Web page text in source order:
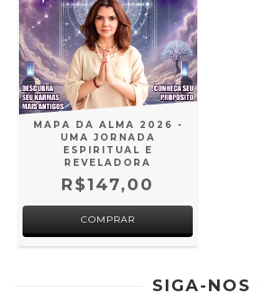
MAPA DA ALMA 2026 -
UMA JORNADA
ESPIRITUAL E
REVELADORA
R$147,00
SIGA-NOS